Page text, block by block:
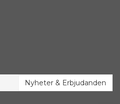
Nyheter & Erbjudanden